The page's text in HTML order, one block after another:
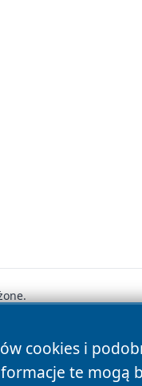
cookies i
te mogą